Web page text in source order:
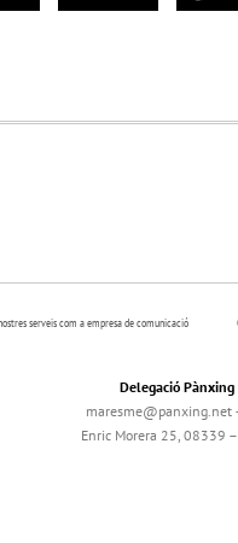
serveis com a empresa de comunicació
Delegació Pànxing
maresme@panxing.net
Enric Morera 25, 08339